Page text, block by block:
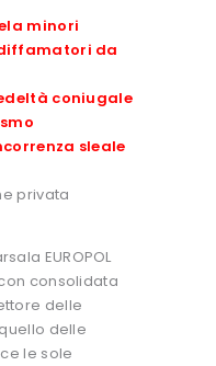
minori
da
coniugale
sleale
privata
EUROPOL
consolidata
delle
delle
le sole